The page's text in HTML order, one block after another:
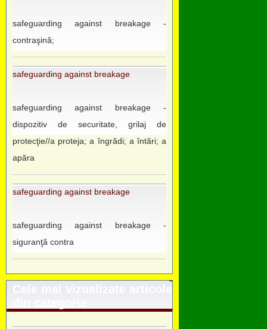
safeguarding against breakage -
contraşină;
safeguarding against breakage
safeguarding against breakage -
dispozitiv de securitate, grilaj de
protecţie//a proteja; a îngrădi; a întări; a
apăra
safeguarding against breakage
safeguarding against breakage -
siguranţă contra
Cele mai vizualizate articole